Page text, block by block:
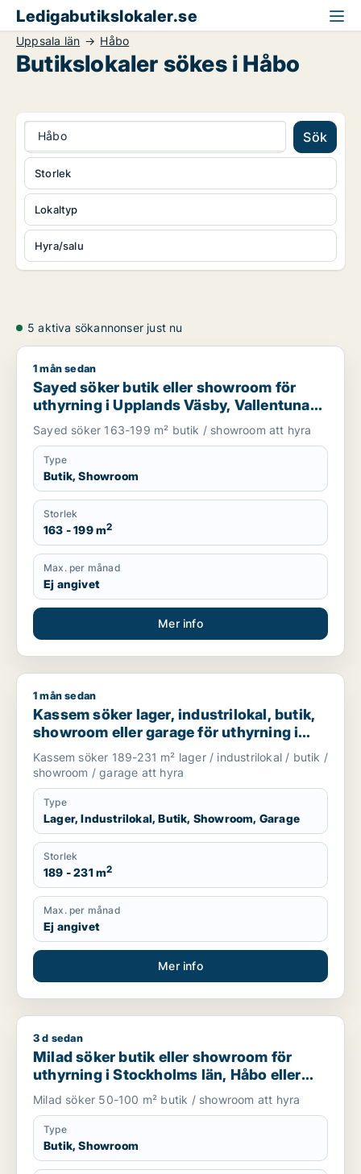
Ledigabutikslokaler.se
Uppsala län Håbo
Butikslokaler sökes i Håbo
Håbo Sök
Lokaltyp
Hyra/salu
Storlek
5 aktiva sökannonser just nu
Sayed söker butik eller showroom för uthyrning i Upplands
1 mån sedan
Sayed söker butik eller showroom för
uthyrning i Upplands Väsby, Vallentuna
eller Upplands-Bro m.fl.
Sayed söker 163-199 m² butik / showroom att hyra
Type
Butik, Showroom
Storlek
163 - 199 m2
Max. per månad
Ej angivet
Mer info
Kassem söker lager, industrilokal, butik, showroom eller
1 mån sedan
Kassem söker lager, industrilokal, butik,
showroom eller garage för uthyrning i
Upplands Väsby, Vallentuna eller
Upplands-Bro m.fl.
Kassem söker 189-231 m² lager / industrilokal / butik /
showroom / garage att hyra
Type
Lager, Industrilokal, Butik, Showroom, Garage
Storlek
189 - 231 m2
Max. per månad
Ej angivet
Mer info
Milad söker butik eller showroom för uthyrning i Stockholms
3 d sedan
Milad söker butik eller showroom för
uthyrning i Stockholms län, Håbo eller
Knivsta
Milad söker 50-100 m² butik / showroom att hyra
Type
Butik, Showroom